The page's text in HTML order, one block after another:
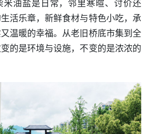
活乐章，新鲜食材与特色小吃，承
温暖的幸福。从老旧桥底市集到全
的是环境与设施，不变的是浓浓的